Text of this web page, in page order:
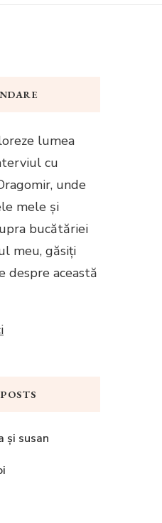
lumea
cu
unde
mele și
bucătăriei
meu, găsiți
despre această
și susan